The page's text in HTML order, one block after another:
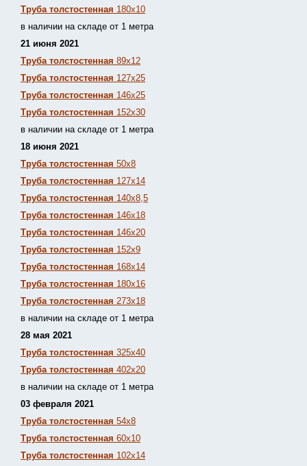
Труба толстостенная 180х10
в наличии на складе от 1 метра
21 июня 2021
Труба толстостенная 89х12
Труба толстостенная 127х25
Труба толстостенная 146х25
Труба толстостенная 152х30
в наличии на складе от 1 метра
18 июня 2021
Труба толстостенная 50х8
Труба толстостенная 127х14
Труба толстостенная 140х8,5
Труба толстостенная 146х18
Труба толстостенная 146х20
Труба толстостенная 152х9
Труба толстостенная 168х14
Труба толстостенная 180х16
Труба толстостенная 273х18
в наличии на складе от 1 метра
28 мая 2021
Труба толстостенная 325х40
Труба толстостенная 402х20
в наличии на складе от 1 метра
03 февраля 2021
Труба толстостенная 54х8
Труба толстостенная 60х10
Труба толстостенная 102х14